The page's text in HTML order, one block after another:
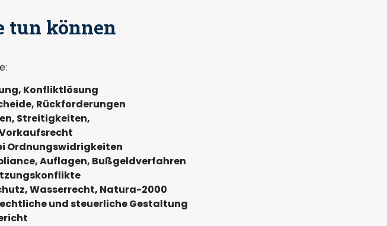
tun können
Konfliktlösung
Rückforderungen
Streitigkeiten,
Ordnungswidrigkeiten
Auflagen, Bußgeldverfahren
Wasserrecht, Natura-2000
und steuerliche Gestaltung